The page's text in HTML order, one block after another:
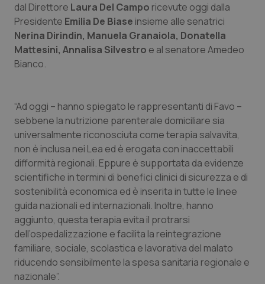
Lazio
Liguria
Marche
Molise
Piemonte
Provincia Autonoma di Bolzano
Provincia Autonoma di Trento
Puglia
Diabete & glucometri
Disturbi dell’umore
Donna & Salute
Epatiti
HIV
Infezioni & Febbre
Ipertensione & Scompenso
Malattie rare
dal Direttore Laura Del Campo ricevute oggi dalla
Presidente Emilia De Biase insieme alle senatrici
Nerina Dirindin, Manuela Granaiola, Donatella
Mattesini, Annalisa Silvestro e al senatore Amedeo
Bianco.
“Ad oggi – hanno spiegato le rappresentanti di Favo –
sebbene la nutrizione parenterale domiciliare sia
universalmente riconosciuta come terapia salvavita,
non è inclusa nei Lea ed è erogata con inaccettabili
difformità regionali. Eppure è supportata da evidenze
scientifiche in termini di benefici clinici di sicurezza e di
sostenibilità economica ed è inserita in tutte le linee
guida nazionali ed internazionali. Inoltre, hanno
aggiunto, questa terapia evita il protrarsi
dell’ospedalizzazione e facilita la reintegrazione
familiare, sociale, scolastica e lavorativa del malato
riducendo sensibilmente la spesa sanitaria regionale e
nazionale”.